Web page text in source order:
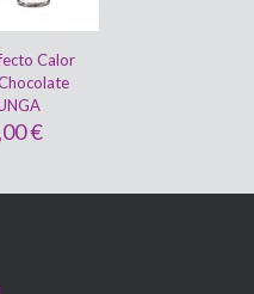
Calor
€